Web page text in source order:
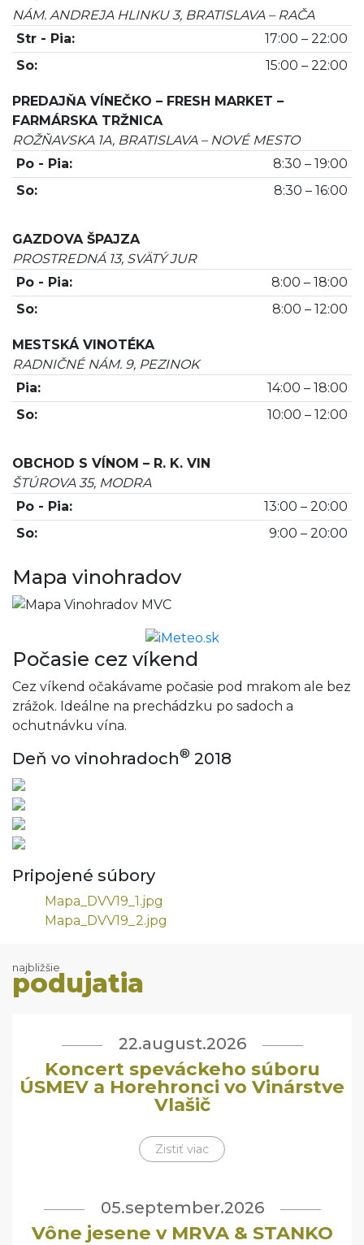
NÁM. ANDREJA HLINKU 3, BRATISLAVA – RAČA
Str - Pia:
17:00 – 22:00
So:
15:00 – 22:00
PREDAJŇA VÍNEČKO – FRESH MARKET –
FARMÁRSKA TRŽNICA
ROŽŇAVSKA 1A, BRATISLAVA – NOVÉ MESTO
Po - Pia:
8:30 – 19:00
So:
8:30 – 16:00
GAZDOVA ŠPAJZA
PROSTREDNÁ 13, SVÄTÝ JUR
Po - Pia:
8:00 – 18:00
So:
8:00 – 12:00
MESTSKÁ VINOTÉKA
RADNIČNÉ NÁM. 9, PEZINOK
Pia:
14:00 – 18:00
So:
10:00 – 12:00
OBCHOD S VÍNOM – R. K. VIN
ŠTÚROVA 35, MODRA
Po - Pia:
13:00 – 20:00
So:
9:00 – 20:00
Mapa vinohradov
Počasie cez víkend
Cez víkend očakávame počasie pod mrakom ale bez
zrážok. Ideálne na prechádzku po sadoch a
ochutnávku vína.
Deň vo vinohradoch® 2018
Pripojené súbory
Mapa_DVV19_1.jpg
Mapa_DVV19_2.jpg
najbližšie
podujatia
22.august.2026
Koncert speváckeho súboru
ÚSMEV a Horehronci vo Vinárstve
Vlašič
Zistiť viac
05.september.2026
Vône jesene v MRVA & STANKO